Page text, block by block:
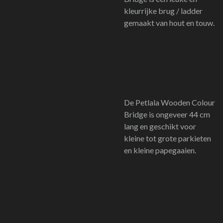
kleurrijke brug / ladder
gemaakt van hout en touw.
De Petlala Wooden Colour
Bridge is ongeveer 44 cm
lang en geschikt voor
kleine tot grote parkieten
en kleine papegaaien.